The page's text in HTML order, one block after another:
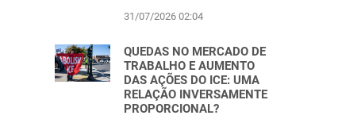
31/07/2026 02:04
QUEDAS NO MERCADO DE
TRABALHO E AUMENTO
DAS AÇÕES DO ICE: UMA
RELAÇÃO INVERSAMENTE
PROPORCIONAL?